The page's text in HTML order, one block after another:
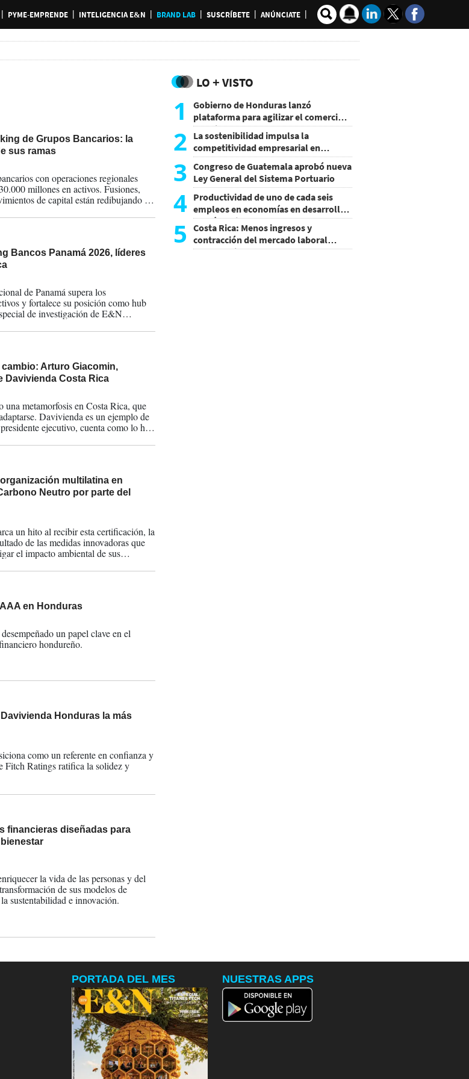
PYME-EMPRENDE INTELIGENCIA E&N BRAND LAB SUSCRÍBETE ANÚNCIATE
de Grupos Bancarios: la
sus ramas
con operaciones regionales
millones en activos. Fusiones,
de capital están redibujando el
Bancos Panamá 2026, líderes
de Panamá supera los
y fortalece su posición como hub
de investigación de E&N
desempeño de los 30 bancos más
depósitos y cartera de crédito.
Arturo Giacomin,
Davivienda Costa Rica
metamorfosis en Costa Rica, que
Davivienda es un ejemplo de
ejecutivo, cuenta como lo han
multilatina en
Neutro por parte del
un hito al recibir esta certificación, la
de las medidas innovadoras que
el impacto ambiental de sus
en Honduras
un papel clave en el
hondureño.
Honduras la más
como un referente en confianza y
Fitch Ratings ratifica la solidez y
financieras diseñadas para
la vida de las personas y del
de sus modelos de
sustentabilidad e innovación.
LO + VISTO
1
Gobierno de Honduras lanzó
plataforma para agilizar el comercio
exterior
2 La sostenibilidad impulsa la
competitividad empresarial en
Guatemala
3 Congreso de Guatemala aprobó nueva
Ley General del Sistema Portuario
4 Productividad de uno de cada seis
empleos en economías en desarrollo
podría mejorar por la IA
5
Costa Rica: Menos ingresos y
contracción del mercado laboral
causan baja del consumo
PORTADA DEL MES NUESTRAS APPS